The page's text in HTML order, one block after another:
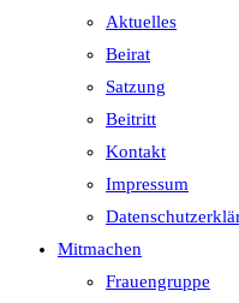
Aktuelles
Beirat
Satzung
Beitritt
Kontakt
Impressum
Mitmachen
Frauengruppe